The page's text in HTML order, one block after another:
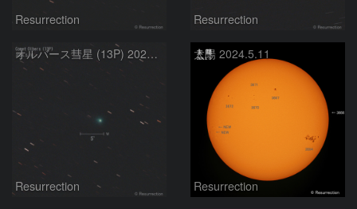
Resurrection Resurrection
オルバース彗星 (13P) 2024.5.10
Resurrection
太陽 2024.5.11
Resurrection